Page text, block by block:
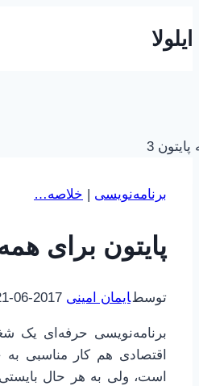
بهایلولا
برنامه‌نویسی | خلاصه…
پایتون برای همه | 1 | خلاقیت و
توسطایمان امینی 2017-06-21
برنامه‌نویسی حرفه‌ای یک
اقتصادی هم کار مناسبی
است، ولی به هر حال